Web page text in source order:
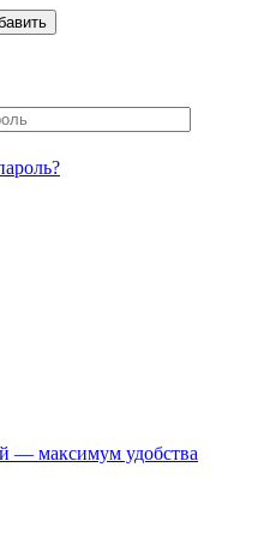
— максимум удобства